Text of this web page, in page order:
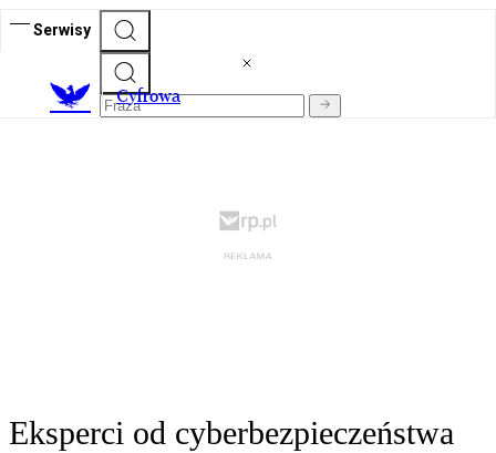
Serwisy
Cyfrowa
Eksperci od cyberbezpieczeństwa